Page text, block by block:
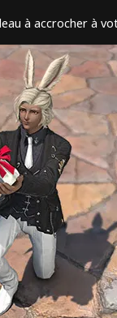
à accrocher à